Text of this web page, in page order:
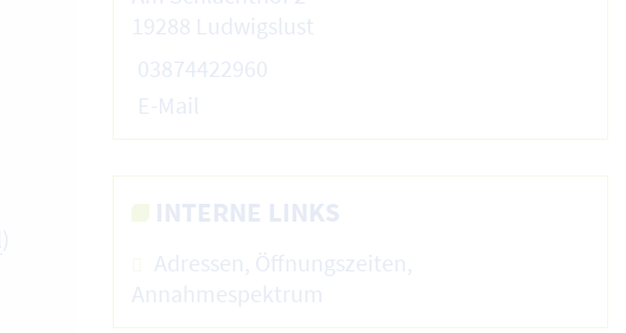
l)
19288 Ludwigslust
03874422960
E-Mail
INTERNE LINKS
Adressen, Öffnungszeiten,
Annahmespektrum